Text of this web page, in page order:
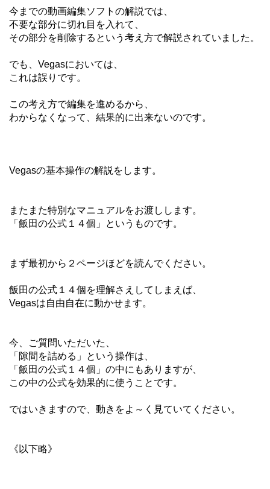
今までの動画編集ソフトの解説では、
不要な部分に切れ目を入れて、
その部分を削除するという考え方で解説されていました。
でも、Vegasにおいては、
これは誤りです。
この考え方で編集を進めるから、
わからなくなって、結果的に出来ないのです。
Vegasの基本操作の解説をします。
またまた特別なマニュアルをお渡しします。
「飯田の公式１４個」というものです。
まず最初から２ページほどを読んでください。
飯田の公式１４個を理解さえしてしまえば、
Vegasは自由自在に動かせます。
今、ご質問いただいた、
「隙間を詰める」という操作は、
「飯田の公式１４個」の中にもありますが、
この中の公式を効果的に使うことです。
ではいきますので、動きをよ～く見ていてください。
《以下略》